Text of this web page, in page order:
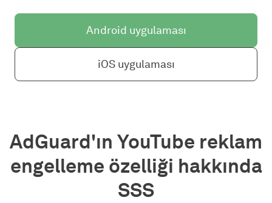
Android uygulaması
iOS uygulaması
AdGuard'ın YouTube reklam
engelleme özelliği hakkında
SSS